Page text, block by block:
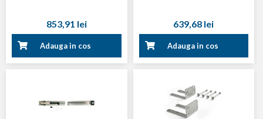
853,91 lei
Adauga in cos
639,68 lei
Adauga in cos